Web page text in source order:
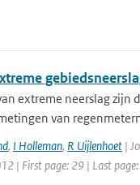
extreme neerslag zijn
van
, I Holleman, R Uijlenhoet |
| First page: 29 | Last